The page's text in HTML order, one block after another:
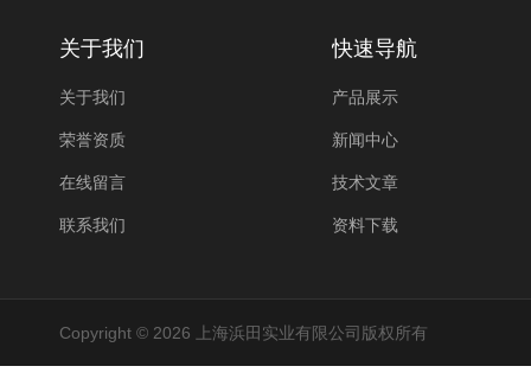
关于我们
关于我们
荣誉资质
在线留言
联系我们
快速导航
产品展示
新闻中心
技术文章
资料下载
Copyright © 2026 上海浜田实业有限公司版权所有